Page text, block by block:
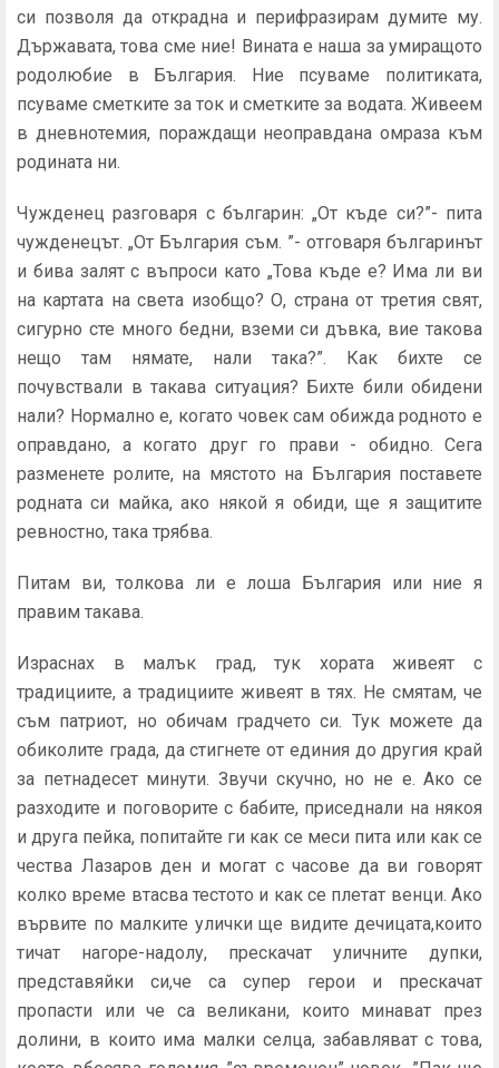
си позволя да открадна и перифразирам думите му.
Държавата, това сме ние! Вината е наша за умиращото
родолюбие в България. Ние псуваме политиката,
псуваме сметките за ток и сметките за водата. Живеем
в дневнотемия, пораждащи неоправдана омраза към
родината ни.
Чужденец разговаря с българин: „От къде си?”- пита
чужденецът. „От България съм. ”- отговаря българинът
и бива залят с въпроси като „Това къде е? Има ли ви
на картата на света изобщо? О, страна от третия свят,
сигурно сте много бедни, вземи си дъвка, вие такова
нещо там нямате, нали така?”. Как бихте се
почувствали в такава ситуация? Бихте били обидени
нали? Нормално е, когато човек сам обижда родното е
оправдано, а когато друг го прави - обидно. Сега
разменете ролите, на мястото на България поставете
родната си майка, ако някой я обиди, ще я защитите
ревностно, така трябва.
Питам ви, толкова ли е лоша България или ние я
правим такава.
Израснах в малък град, тук хората живеят с
традициите, а традициите живеят в тях. Не смятам, че
съм патриот, но обичам градчето си. Тук можете да
обиколите града, да стигнете от единия до другия край
за петнадесет минути. Звучи скучно, но не е. Ако се
разходите и поговорите с бабите, приседнали на някоя
и друга пейка, попитайте ги как се меси пита или как се
чества Лазаров ден и могат с часове да ви говорят
колко време втасва тестото и как се плетат венци. Ако
вървите по малките улички ще видите дечицата,които
тичат нагоре-надолу, прескачат уличните дупки,
представяйки си,че са супер герои и прескачат
пропасти или че са великани, които минават през
долини, в които има малки селца, забавляват с това,